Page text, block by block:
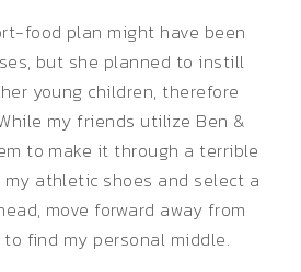
food plan might have been
but she planned to instill
young children, therefore
my friends utilize Ben &
to make it through a terrible
my athletic shoes and select a
move forward away from
find my personal middle.